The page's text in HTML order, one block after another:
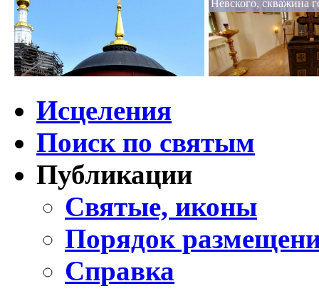
Невского, скважина
Исцеления
Поиск по святым
Публикации
Святые, иконы
Порядок
Справка